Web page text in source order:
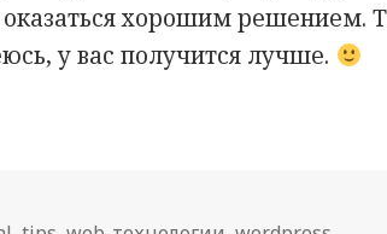
хорошим решением.
у вас получится лучше.